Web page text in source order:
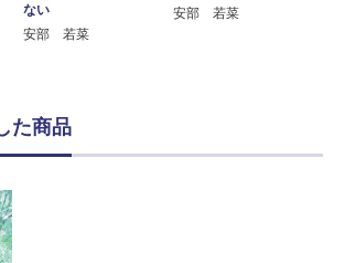
ない
安部 若菜
安部 若菜
た商品